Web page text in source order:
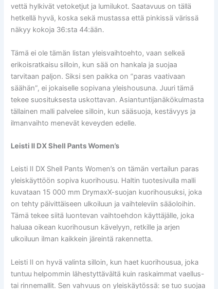
vettä hylkivät vetoketjut ja lumilukot. Saatavuus on tällä
hetkellä hyvä, koska sekä mustassa että pinkissä värissä
näkyy kokoja 36:sta 44:ään.
Tämä ei ole tämän listan yleisvaihtoehto, vaan selkeä
erikoisratkaisu silloin, kun sää on hankala ja suojaa
tarvitaan paljon. Siksi sen paikka on “paras vaativaan
säähän”, ei jokaiselle sopivana yleishousuna. Juuri tämä
tekee suosituksesta uskottavan. Asiantuntijanäkökulmasta
tällainen malli palvelee silloin, kun sääsuoja, kestävyys ja
ilmanvaihto menevät keveyden edelle.
Leisti II DX Shell Pants Women’s
Leisti II DX Shell Pants Women’s on tämän vertailun paras
yleiskäyttöön sopiva kuorihousu. Haltin tuotesivulla malli
kuvataan 15 000 mm DrymaxX-suojan kuorihousuksi, joka
on tehty päivittäiseen ulkoiluun ja vaihteleviin sääoloihin.
Tämä tekee siitä luontevan vaihtoehdon käyttäjälle, joka
haluaa oikean kuorihousun kävelyyn, retkille ja arjen
ulkoiluun ilman kaikkein järeintä rakennetta.
Leisti II on hyvä valinta silloin, kun haet kuorihousua, joka
tuntuu helpommin lähestyttävältä kuin raskaimmat vaellus-
tai rinnemallit. Sen vahvuus on yleiskäytössä: se tuo suojaa